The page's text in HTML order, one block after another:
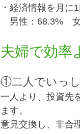
・経済情報を月に
男性：68.3%　
夫婦で効率
①二人でいっ
一人より、投資先
ます。
意見交換し、非合